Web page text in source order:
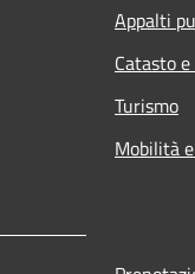
Appalti
Catasto
Turismo
Mobilità